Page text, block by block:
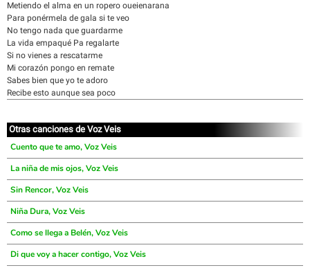
Metiendo el alma en un ropero oueienarana
Para ponérmela de gala si te veo
No tengo nada que guardarme
La vida empaqué Pa regalarte
Si no vienes a rescatarme
Mi corazón pongo en remate
Sabes bien que yo te adoro
Recibe esto aunque sea poco
Otras canciones de Voz Veis
Cuento que te amo, Voz Veis
La niña de mis ojos, Voz Veis
Sin Rencor, Voz Veis
Niña Dura, Voz Veis
Como se llega a Belén, Voz Veis
Di que voy a hacer contigo, Voz Veis